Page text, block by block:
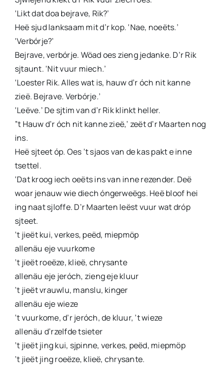
‘Likt dat doa bejrave, Rik?’
Heë sjud lanksaam mit d’r kop. ‘Nae, noeëts.’
‘Verbórje?’
Bejrave, verbórje. Wöad oes zieng jedanke. D’r Rik
sjtaunt. ‘Nit vuur miech.’
‘Loester Rik. Alles wat is, hauw d’r óch nit kanne
zieë. Bejrave. Verbórje.’
‘Leëve.’ De sjtim van d’r Rik klinkt heller.
”t Hauw d’r óch nit kanne zieë,’ zeët d’r Maarten nog
ins.
Heë sjteet óp. Oes ’t sjaos van de kas pakt e inne
tsettel.
‘Dat kroog iech oeëts ins van inne rezender. Deë
woar jenauw wie diech óngerweëgs. Heë bloof hei
ing naat sjloffe. D’r Maarten leëst vuur wat dróp
sjteet.
’t jieët kui, verkes, peëd, miepmöp
allenäu eje vuurkome
’t jieët roeëze, klieë, chrysante
allenäu eje jeróch, zieng eje kluur
’t jieët vrauwlu, manslu, kinger
allenäu eje wieze
’t vuurkome, d’r jeróch, de kluur, ’t wieze
allenäu d’rzelfde tsieter
’t jieët jing kui, sjpinne, verkes, peëd, miepmöp
’t jieët jing roeëze, klieë, chrysante.